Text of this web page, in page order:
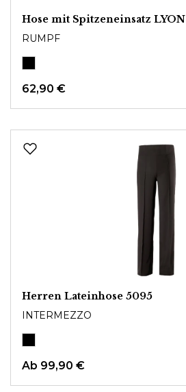
Hose mit Spitzeneinsatz LYON
RUMPF
62,90 €
Herren Lateinhose 5095
INTERMEZZO
Ab 99,90 €